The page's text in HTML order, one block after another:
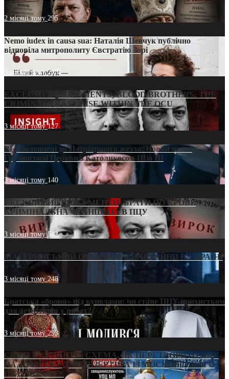
2 місяці тому 295
Nemo iudex in causa sua: Наталія Шевчук публічно
відповіла митрополиту Євстратію Зорі
3 місяці тому213
EXCLUSIVE (DOCUMENTS)/BLOOD BROTHERS: THE
CRIMINAL FRANCHISE WITHIN THE OCU
3 місяці тому127
Від віолончелі до Патріаршого жезла: Новий шлях
Грузинської Церкви з Католикосом Шіо III
3 місяці тому 140
ЕКСКЛЮЗИВ (ДОКУМЕНТИ)/БРАТИ ПО КРОВІ:
КРИМІНАЛЬНА ФРАНШИЗА В ПЦУ
3 місяці тому542
МАТЕРИНСЬКИЙ ОМОРФОР В ЧАС ВІЙНИ В УКРАЇНІ
3 місяці тому248
Братська «броня» під куполами: чи стане ПЦУ прихистком
для дезертирів у рясах?
3 місяці тому293
СВЯТІ УХИЛЯНТИ: СХЕМА, ЯК ПЕРЕТВОРИТИ ПЦУ
НА «ОФШОР» ДЛЯ ДЕЗЕРТИРА ІЗ МОСКОВСЬКОГО
ПАТРІАРХАТУ